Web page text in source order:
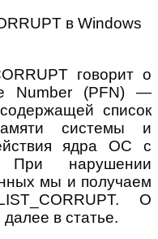
говорит о
Number (PFN) —
список
системы и
ядра ОС с
При нарушении
мы и получаем
О
в статье.